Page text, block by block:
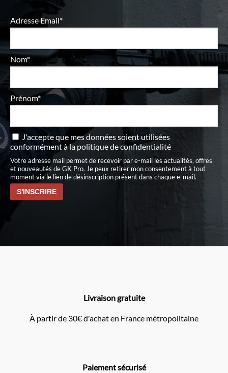
Adresse Email*
Nom*
Prénom*
J'accepte que mes données soient utilisées
conformément àla politique de confidentialité
Votre adresse mail permet de recevoir par e-mail les actualités, offres
et nouveautés de GK Pro. Je peux retirer mon consentement à tout
moment via le lien de désinscription présent dans chaque e-mail.
Livraison gratuite
À partir de 30€ d'achat en France métropolitaine
Paiement sécurisé